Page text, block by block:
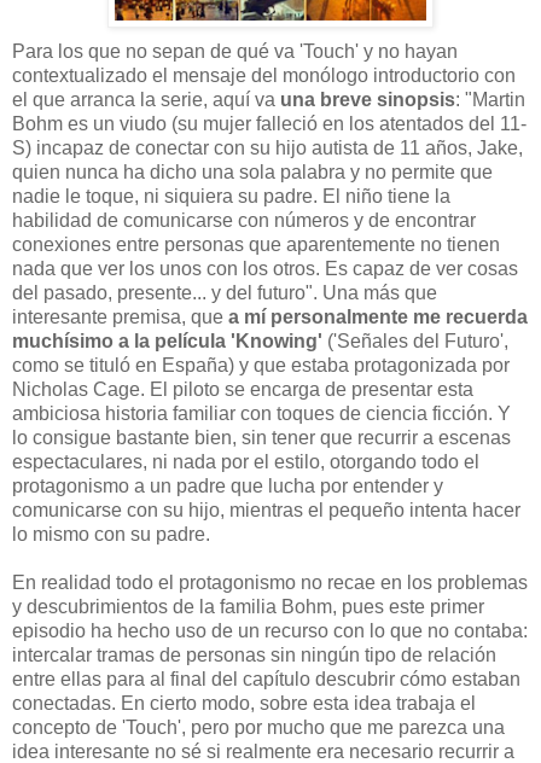
Para los que no sepan de qué va 'Touch' y no hayan
contextualizado el mensaje del monólogo introductorio con
el que arranca la serie, aquí va una breve sinopsis: "Martin
Bohm es un viudo (su mujer falleció en los atentados del 11-
S) incapaz de conectar con su hijo autista de 11 años, Jake,
quien nunca ha dicho una sola palabra y no permite que
nadie le toque, ni siquiera su padre. El niño tiene la
habilidad de comunicarse con números y de encontrar
conexiones entre personas que aparentemente no tienen
nada que ver los unos con los otros. Es capaz de ver cosas
del pasado, presente... y del futuro". Una más que
interesante premisa, que a mí personalmente me recuerda
muchísimo a la película 'Knowing' ('Señales del Futuro',
como se tituló en España) y que estaba protagonizada por
Nicholas Cage. El piloto se encarga de presentar esta
ambiciosa historia familiar con toques de ciencia ficción. Y
lo consigue bastante bien, sin tener que recurrir a escenas
espectaculares, ni nada por el estilo, otorgando todo el
protagonismo a un padre que lucha por entender y
comunicarse con su hijo, mientras el pequeño intenta hacer
lo mismo con su padre.
En realidad todo el protagonismo no recae en los problemas
y descubrimientos de la familia Bohm, pues este primer
episodio ha hecho uso de un recurso con lo que no contaba:
intercalar tramas de personas sin ningún tipo de relación
entre ellas para al final del capítulo descubrir cómo estaban
conectadas. En cierto modo, sobre esta idea trabaja el
concepto de 'Touch', pero por mucho que me parezca una
idea interesante no sé si realmente era necesario recurrir a